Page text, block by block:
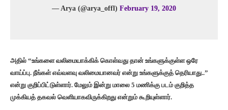
— Arya (@arya_offl) February 19, 2020
அதில் “உங்களை வலிமையாக்கிக் கொள்வது தான் உங்களுக்குள்ள ஒரே
வாய்ப்பு. நீங்கள் எவ்வளவு வலிமையானவர் என்று உங்களுக்குத் தெரியாது..”
என்று குறிப்பிட்டுள்ளார். மேலும் இன்று மாலை 5 மணிக்கு படம் குறித்த
முக்கியத் தகவல் வெளியாகவிருக்கிறது என்றும் கூறியுள்ளார்.